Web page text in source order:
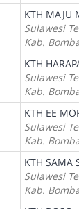
KTH MAJU
Sulawesi
Kab.
KTH
Sulawesi
Kab.
KTH EE
Sulawesi
Kab.
KTH SAMA
Sulawesi
Kab.